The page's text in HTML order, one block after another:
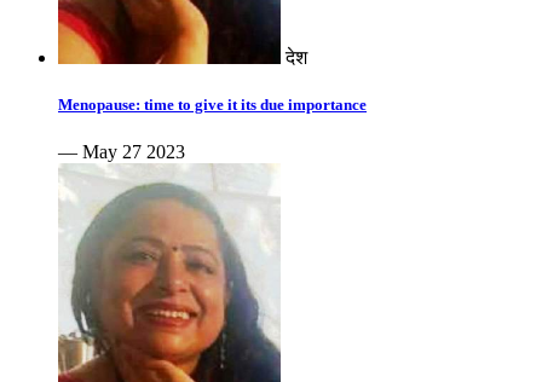
देश
Menopause: time to give it its due importance
— May 27 2023